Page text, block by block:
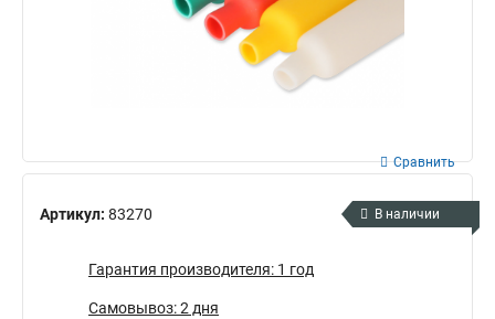
Артикул: 83270
Сравнить
В наличии
Гарантия производителя: 1 год
Самовывоз: 2 дня